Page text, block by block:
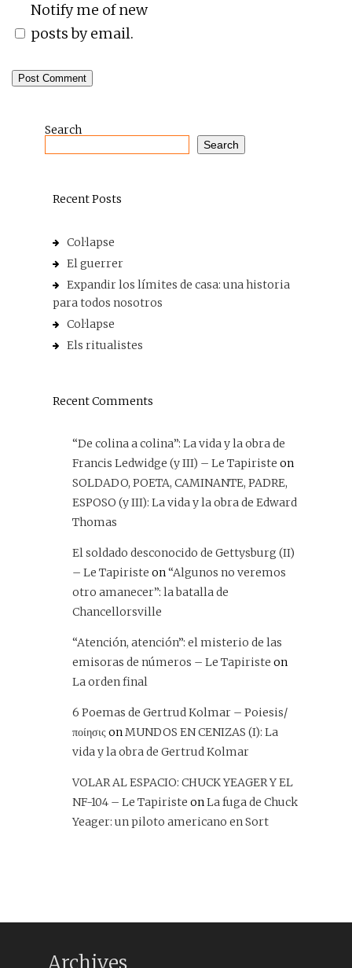
Notify me of new
posts by email.
Search
Search
Recent Posts
Col·lapse
El guerrer
Expandir los límites de casa: una historia
para todos nosotros
Col·lapse
Els ritualistes
Recent Comments
“De colina a colina”: La vida y la obra de
Francis Ledwidge (y III) – Le Tapiriste on
SOLDADO, POETA, CAMINANTE, PADRE,
ESPOSO (y III): La vida y la obra de Edward
Thomas
El soldado desconocido de Gettysburg (II)
– Le Tapiriste on“Algunos no veremos
otro amanecer”: la batalla de
Chancellorsville
“Atención, atención”: el misterio de las
emisoras de números – Le Tapiriste on
La orden final
6 Poemas de Gertrud Kolmar – Poiesis/
ποίησις onMUNDOS EN CENIZAS (I): La
vida y la obra de Gertrud Kolmar
VOLAR AL ESPACIO: CHUCK YEAGER Y EL
NF-104 – Le Tapiriste onLa fuga de Chuck
Yeager: un piloto americano en Sort